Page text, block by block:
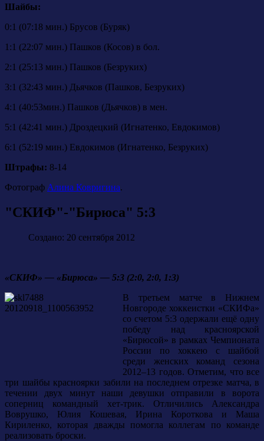
Шайбы:
0:1 (07:18 мин.) Брусов (Буряк)
1:1 (22:07 мин.) Пашков (Косов) в бол.
2:1 (25:13 мин.) Пашков (Безруких)
3:1 (32:43 мин.) Дьячков (Пашков, Безруких)
4:1 (40:53мин.) Пашков (Дьячков) в мен.
5:1 (42:41 мин.) Дроздецкий (Игнатенко, Евдокимов)
6:1 (52:19 мин.) Евдокимов (Игнатенко, Безруких)
Штрафы: 8-14
Фотограф Алина Ковригина.
"СКИФ"-"Бирюса" 5:3
Создано: 20 сентября 2012
«СКИФ» — «Бирюса» — 5:3 (2:0, 2:0, 1:3)
В третьем матче в Нижнем
Новгороде хоккеистки «СКИФа»
со счетом 5:3 одержали ещё одну
победу над красноярской
«Бирюсой» в рамках Чемпионата
России по хоккею с шайбой
среди женских команд сезона
2012–13 годов. Отметим, что все
три шайбы красноярки забили на последнем отрезке матча, в
течении двух минут наши девушки отправили в ворота
соперниц командный хет-трик. Отличились Александра
Воврушко, Юлия Кошевая, Ирина Короткова и Маша
Кириленко, которая дважды помогла коллегам по команде
реализовать броски.